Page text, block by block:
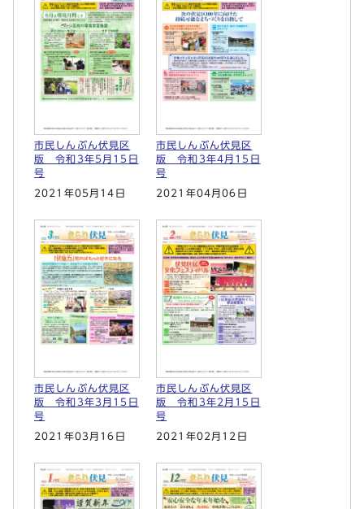
市民しんぶん伏見区
版 令和3年5月15日
号
2021年05月14日
市民しんぶん伏見区
版 令和3年4月15日
号
2021年04月06日
市民しんぶん伏見区
版 令和3年3月15日
号
2021年03月16日
市民しんぶん伏見区
版 令和3年2月15日
号
2021年02月12日